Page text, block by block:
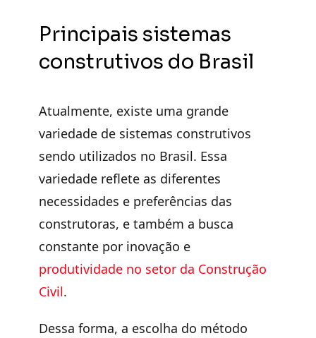
Principais sistemas
construtivos do Brasil
Atualmente, existe uma grande
variedade de sistemas construtivos
sendo utilizados no Brasil. Essa
variedade reflete as diferentes
necessidades e preferências das
construtoras, e também a busca
constante por inovação e
produtividade no setor da Construção
Civil.
Dessa forma, a escolha do método